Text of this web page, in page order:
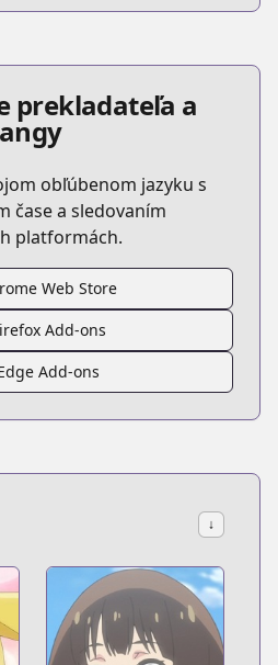
prekladateľa a
obľúbenom jazyku s
čase a sledovaním
platformách.
Web Store
Add-ons
Add-ons
↓